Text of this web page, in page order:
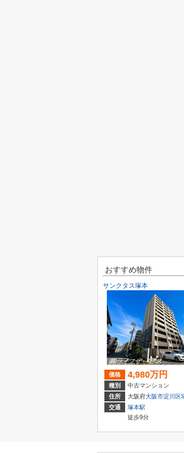
おすすめ物件
サンクタス塚本
価格 4,980万円
種別
中古マンション
住所
大阪府大阪市淀川区
交通
塚本駅
徒歩9分